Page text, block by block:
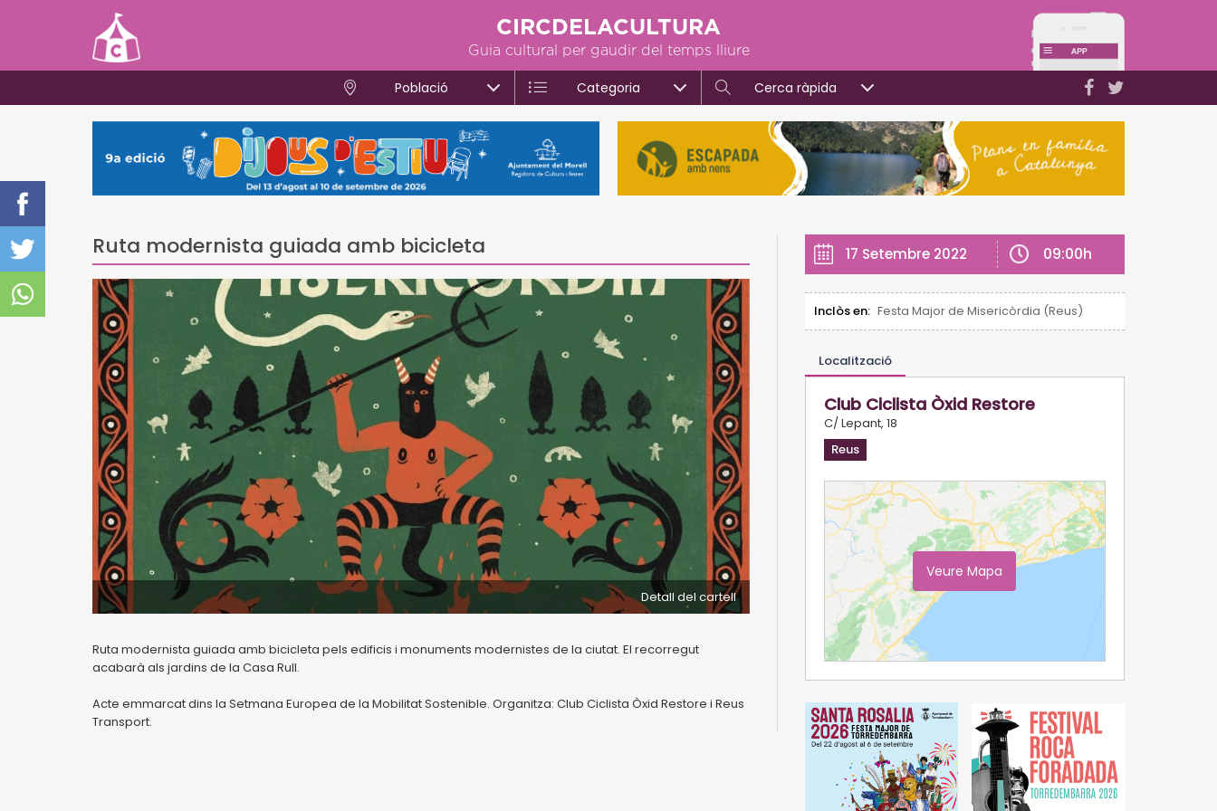
CIRCDELACULTURA
Guia cultural per gaudir del temps lliure
Població Categoria Cerca ràpida
Ruta modernista guiada amb bicicleta
Detall del cartell
Ruta modernista guiada amb bicicleta pels edificis i monuments modernistes de la ciutat. El recorregut
acabarà als jardins de la Casa Rull.
Acte emmarcat dins la Setmana Europea de la Mobilitat Sostenible. Organitza: Club Ciclista Òxid Restore i Reus
Transport.
17 Setembre 2022 09:00h
Inclòs en: Festa Major de Misericòrdia (Reus)
Localització
Club Ciclista Òxid Restore
C/ Lepant, 18
Reus
Veure Mapa